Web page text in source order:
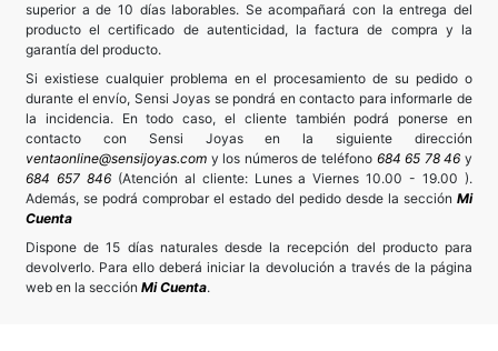
superior a de 10 días laborables. Se acompañará con la entrega del
producto el certificado de autenticidad, la factura de compra y la
garantía del producto.
Si existiese cualquier problema en el procesamiento de su pedido o
durante el envío, Sensi Joyas se pondrá en contacto para informarle de
la incidencia. En todo caso, el cliente también podrá ponerse en
contacto con Sensi Joyas en la siguiente dirección
ventaonline@sensijoyas.com y los números de teléfono 684 65 78 46 y
684 657 846(Atención al cliente: Lunes a Viernes 10.00 - 19.00 ).
Además, se podrá comprobar el estado del pedido desde la sección Mi
Cuenta
Dispone de 15 días naturales desde la recepción del producto para
devolverlo. Para ello deberá iniciar la devolución a través de la página
web en la sección Mi Cuenta.